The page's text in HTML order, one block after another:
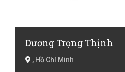
Dương Trọng Thịnh
, Hồ Chí Minh